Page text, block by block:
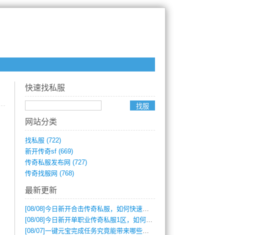
快速找私服
网站分类
找私服 (722)
新开传奇sf (669)
传奇私服发布网 (727)
传奇找服网 (768)
最新更新
[08/08]今日新开合击传奇私服，如何快速提升角色战力？
[08/08]今日新开单职业传奇私服1区，如何快速升级与获取顶级装备？
[08/07]一键元宝完成任务究竟能带来哪些超值优势？